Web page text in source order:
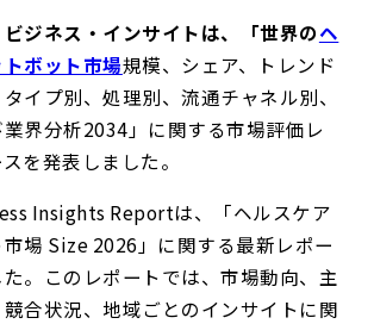
ジネス・インサイトは、「世界のヘ
ボット市場規模、シェア、トレンド
イプ別、処理別、流通チャネル別、
界分析2034」 に関する市場評価レ
を発表しました。
Insights Reportは、「ヘルスケア
場 Size 2026」に関する最新レポー
た。このレポートでは、市場動向、主
合状況、地域ごとのインサイトに関